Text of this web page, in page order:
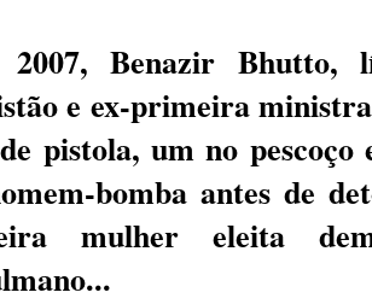
2007, Benazir Bhutto,
e ex-primeira
pistola, um no
bomba antes de
mulher eleita